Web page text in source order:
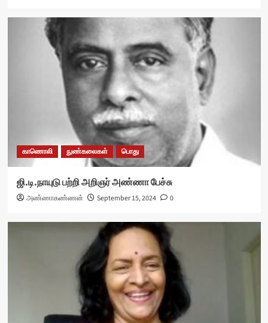
காணொலி நுண்கலைகள் பொது
ஜி.டி.நாயுடு பற்றி அறிஞர் அண்ணா பேச்சு
அண்ணாகண்ணன் September 15, 2024 0